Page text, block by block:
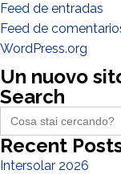
Feed de entradas
Feed de
WordPress.org
Un nuovo
Search
Search
for:
Recent
Intersolar 2026
He leido y